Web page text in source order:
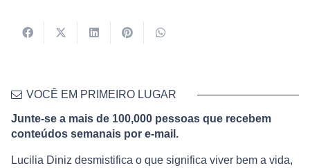
VOCÊ EM PRIMEIRO LUGAR
Junte-se a mais de 100,000 pessoas que recebem
conteúdos semanais por e-mail.
Lucilia Diniz desmistifica o que significa viver bem a vida,